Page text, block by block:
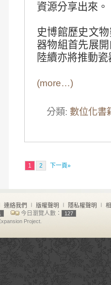
資源分享出來。
史博館歷史文
器物組首先展
陸續亦將推動
(more…)
分類: 數位化書
1 2 下一頁»
連絡我們 ∣ 版權聲明 ∣ 隱私權聲明 ∣
今日瀏覽人數：
127
Project.